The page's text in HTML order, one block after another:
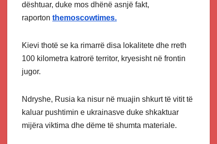
dështuar, duke mos dhënë asnjë fakt,
raporton themoscowtimes.
Kievi thotë se ka rimarrë disa lokalitete dhe rreth
100 kilometra katrorë territor, kryesisht në frontin
jugor.
Ndryshe, Rusia ka nisur në muajin shkurt të vitit të
kaluar pushtimin e ukrainasve duke shkaktuar
mijëra viktima dhe dëme të shumta materiale.